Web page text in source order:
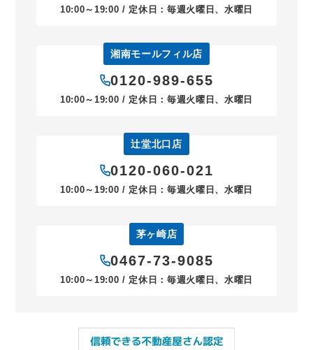
10:00～19:00 / 定休日：毎週火曜日、水曜日
湘南モールフィル店
0120-989-655
10:00～19:00 / 定休日：毎週火曜日、水曜日
辻堂北口店
0120-060-021
10:00～19:00 / 定休日：毎週火曜日、水曜日
茅ヶ崎店
0467-73-9085
10:00～19:00 / 定休日：毎週火曜日、水曜日